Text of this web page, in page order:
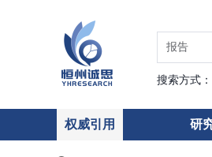
报告
搜索方式：
权威引用 研